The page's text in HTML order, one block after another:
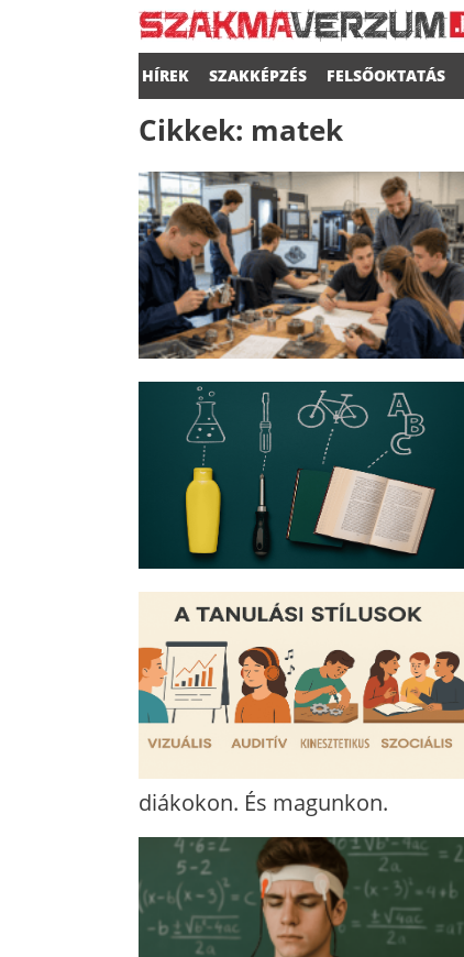
HÍREK SZAKKÉPZÉS FELSŐOKTATÁS
Cikkek: matek
diákokon. És magunkon.